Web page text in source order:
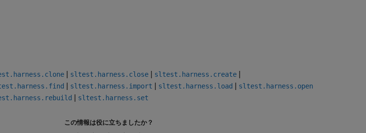
sltest.harness.close sltest.harness.create
sltest.harness.import sltest.harness.load sltest.harness.open
sltest.harness.set
この情報は役に立ちましたか？